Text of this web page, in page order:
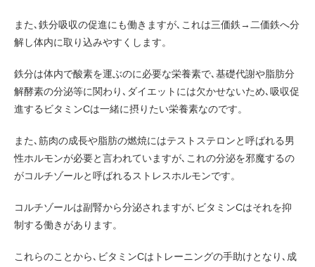
また､鉄分吸収の促進にも働きますが､これは三価鉄→二価鉄へ分
解し体内に取り込みやすくします。
鉄分は体内で酸素を運ぶのに必要な栄養素で､基礎代謝や脂肪分
解酵素の分泌等に関わり､ダイエットには欠かせないため､吸収促
進するビタミンCは一緒に摂りたい栄養素なのです。
また､筋肉の成長や脂肪の燃焼にはテストステロンと呼ばれる男
性ホルモンが必要と言われていますが､これの分泌を邪魔するの
がコルチゾールと呼ばれるストレスホルモンです。
コルチゾールは副腎から分泌されますが､ビタミンCはそれを抑
制する働きがあります。
これらのことから､ビタミンCはトレーニングの手助けとなり､成